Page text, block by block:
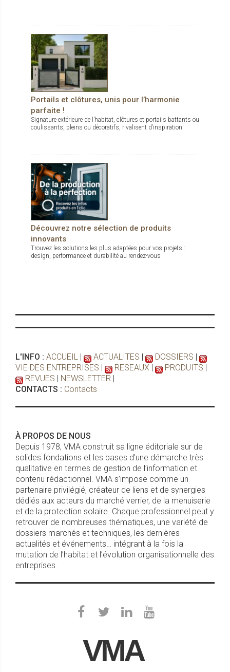
Portails et clôtures, unis pour l’harmonie
parfaite !
Signature extérieure de l’habitat, clôtures et portails battants ou
coulissants, pleins ou décoratifs, rivalisent d’inspiration
Découvrez notre sélection de produits
innovants
Trouvez les solutions les plus adaptées pour vos projets :
design, performance et durabilité au rendez-vous
L'INFO : ACCUEIL ACTUALITES DOSSIERS
VIE DES ENTREPRISES
RESEAUX PRODUITS
REVUES
NEWSLETTER
CONTACTS : Contacts
À PROPOS DE NOUS
Depuis 1978, VMA construit sa ligne éditoriale sur de
solides fondations et les bases d’une démarche très
qualitative en termes de gestion de l’information et
contenu rédactionnel. VMA s’impose comme un
partenaire privilégié, créateur de liens et de synergies
dédiés aux acteurs du marché verrier, de la menuiserie
et de la protection solaire. Chaque professionnel peut y
retrouver de nombreuses thématiques, une variété de
dossiers marchés et techniques, les dernières
actualités et événements… intégrant à la fois la
mutation de l’habitat et l’évolution organisationnelle des
entreprises.
VMA